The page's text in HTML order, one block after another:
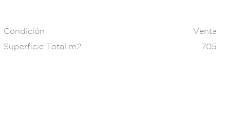
Condición
Venta
Superficie Total m2
705